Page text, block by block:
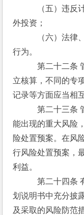
（五）违反计划
外投资；
（六）法律、行
行为。
第二十二条 管
立核算，不同的专
记录等方面应当相
第二十三条 管
能出现的重大风险
险处置预案。在风
行风险处置预案，
利益。
第二十四条 有
划说明书中充分披
及采取的风险防范